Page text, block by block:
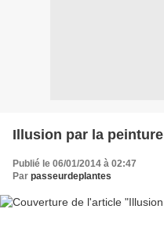
Illusion par la peinture
Publié le 06/01/2014 à 02:47
Par passeurdeplantes